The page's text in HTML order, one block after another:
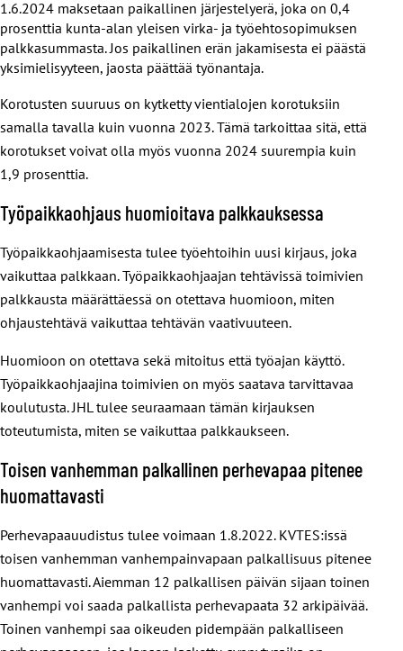
1.6.2024 maksetaan paikallinen järjestelyerä, joka on 0,4
prosenttia kunta-alan yleisen virka- ja työehtosopimuksen
palkkasummasta. Jos paikallinen erän jakamisesta ei päästä
yksimielisyyteen, jaosta päättää työnantaja.
Korotusten suuruus on kytketty vientialojen korotuksiin
samalla tavalla kuin vuonna 2023. Tämä tarkoittaa sitä, että
korotukset voivat olla myös vuonna 2024 suurempia kuin
1,9 prosenttia.
Työpaikkaohjaus huomioitava palkkauksessa
Työpaikkaohjaamisesta tulee työehtoihin uusi kirjaus, joka
vaikuttaa palkkaan. Työpaikkaohjaajan tehtävissä toimivien
palkkausta määrättäessä on otettava huomioon, miten
ohjaustehtävä vaikuttaa tehtävän vaativuuteen.
Huomioon on otettava sekä mitoitus että työajan käyttö.
Työpaikkaohjaajina toimivien on myös saatava tarvittavaa
koulutusta. JHL tulee seuraamaan tämän kirjauksen
toteutumista, miten se vaikuttaa palkkaukseen.
Toisen vanhemman palkallinen perhevapaa pitenee
huomattavasti
Perhevapaauudistus tulee voimaan 1.8.2022. KVTES:issä
toisen vanhemman vanhempainvapaan palkallisuus pitenee
huomattavasti. Aiemman 12 palkallisen päivän sijaan toinen
vanhempi voi saada palkallista perhevapaata 32 arkipäivää.
Toinen vanhempi saa oikeuden pidempään palkalliseen